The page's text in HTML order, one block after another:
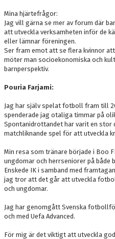
Mina hjärtefrågor:
Jag vill gärna se mer av forum där
att utveckla verksamheten inför de
eller lämnar föreningen.
Ser fram emot att se flera kvinnor
möter man socioekonomiska och
barnperspektiv.
Pouria Farjami:
Jag har själv spelat fotboll fram till
spenderade jag otaliga timmar på
Spontanidrottandet har varit en stor
matchliknande spel för att utveckla
Min resa som tränare började i Boo
ungdomar och herrseniorer på både
Enskede IK i samband med
jag tror att det går att utveckla
och ungdomar.
Jag har genomgått Svenska
och med Uefa Advanced.
För mig är det viktigt att utveckla